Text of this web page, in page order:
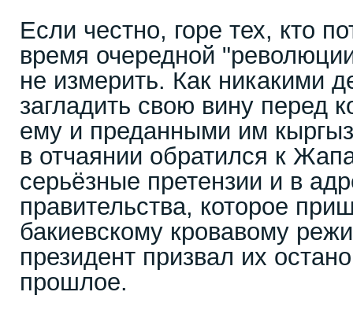
Если честно, горе тех, кто
время очередной
не измерить. Как никакими
загладить свою вину перед
ему и преданными им
в отчаянии обратился к
серьёзные претензии и в
правительства, которое
бакиевскому кровавому
президент призвал их
прошлое.